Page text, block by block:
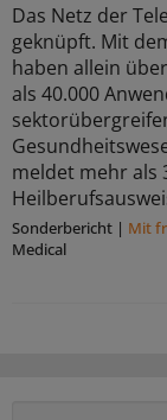
Das Netz der
geknüpft. Mit
haben allein
als 40.000
meldet mehr als
Sonderbericht | Mit
Medical